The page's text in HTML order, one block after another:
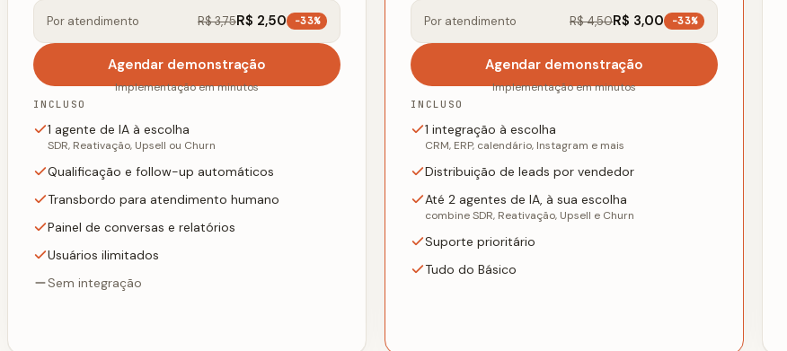
Por atendimento R$ 3,75R$ 2,50 -33%
Agendar demonstração
Implementação em minutos
INCLUSO
1 agente de IA à escolha
SDR, Reativação, Upsell ou Churn
Qualificação e follow-up automáticos
Transbordo para atendimento humano
Painel de conversas e relatórios
Usuários ilimitados
Sem integração
Por atendimento R$ 4,50R$ 3,00 -33%
Agendar demonstração
Implementação em minutos
INCLUSO
1 integração à escolha
CRM, ERP, calendário, Instagram e mais
Distribuição de leads por vendedor
Até 2 agentes de IA, à sua escolha
combine SDR, Reativação, Upsell e Churn
Suporte prioritário
Tudo do Básico